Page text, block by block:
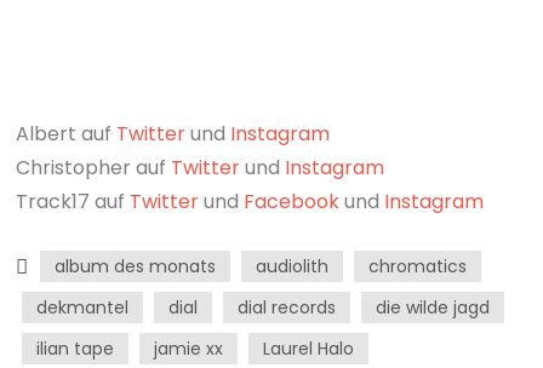
Albert auf Twitterund Instagram
Christopher auf Twitterund Instagram
Track17 auf Twitterund Facebookund Instagram
album des monats audiolith
chromatics
dekmantel
dial dial records
die wilde jagd
ilian tape
jamie xx Laurel Halo